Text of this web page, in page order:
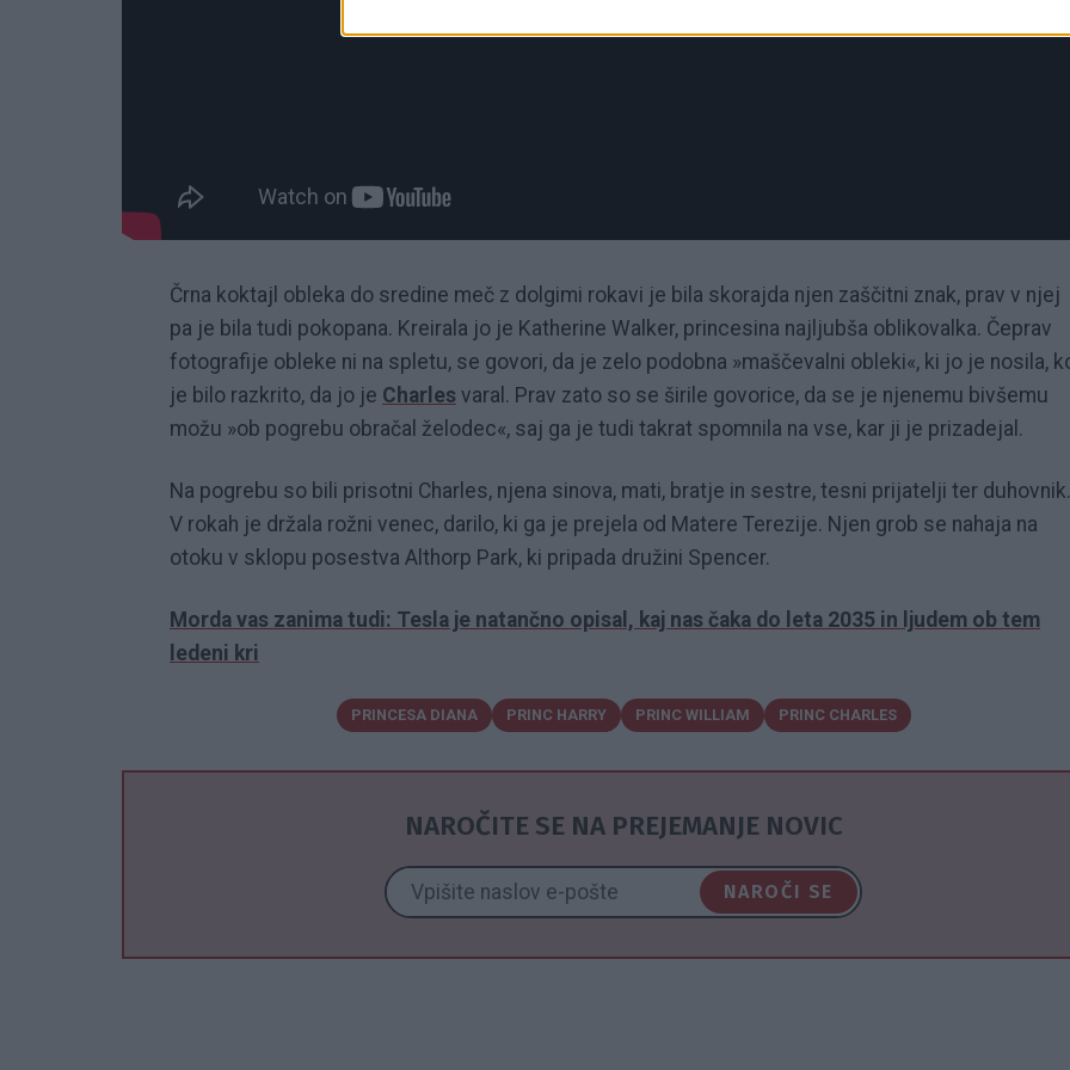
Črna koktajl obleka do sredine meč z dolgimi rokavi je bila skorajda njen zaščitni znak, prav v njej
pa je bila tudi pokopana. Kreirala jo je Katherine Walker, princesina najljubša oblikovalka. Čeprav
fotografije obleke ni na spletu, se govori, da je zelo podobna »maščevalni obleki«, ki jo je nosila,
je bilo razkrito, da jo je Charles varal. Prav zato so se širile govorice, da se je njenemu bivšemu
možu »ob pogrebu obračal želodec«, saj ga je tudi takrat spomnila na vse, kar ji je prizadejal.
Na pogrebu so bili prisotni Charles, njena sinova, mati, bratje in sestre, tesni prijatelji ter duhovnik.
V rokah je držala rožni venec, darilo, ki ga je prejela od Matere Terezije. Njen grob se nahaja na
otoku v sklopu posestva Althorp Park, ki pripada družini Spencer.
Morda vas zanima tudi: Tesla je natančno opisal, kaj nas čaka do leta 2035 in ljudem ob tem
ledeni kri
PRINCESA DIANA PRINC HARRY PRINC WILLIAM PRINC CHARLES
NAROČITE SE NA PREJEMANJE NOVIC
NAROČI SE